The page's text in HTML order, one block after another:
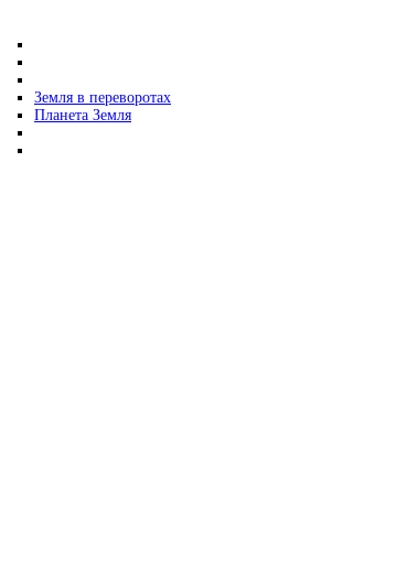
Земля в переворотах
Планета Земля